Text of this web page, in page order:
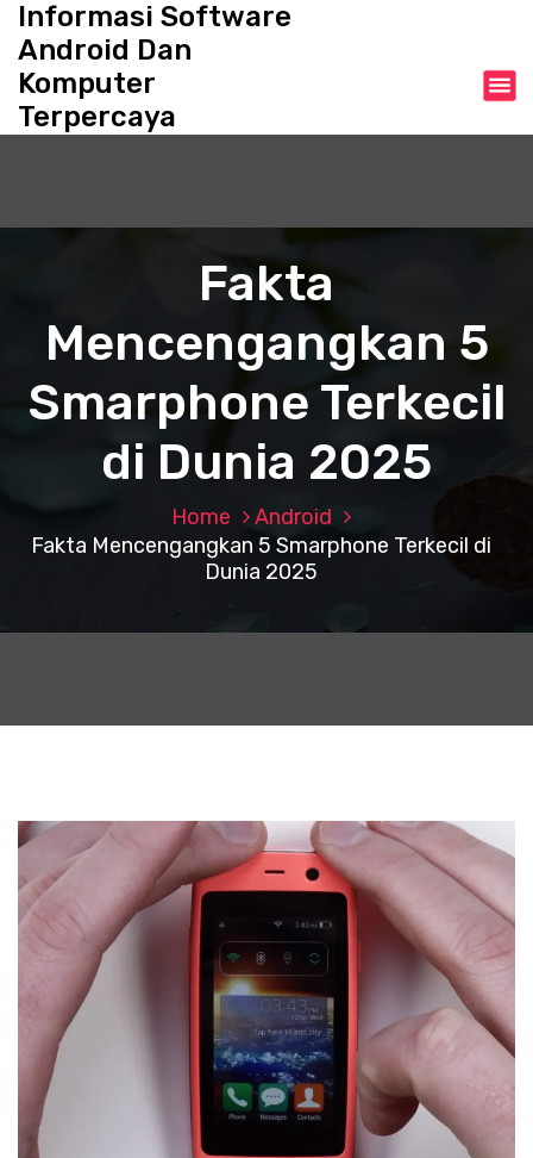
Informasi Software
Android Dan
Komputer
Terpercaya
Fakta
Mencengangkan 5
Smarphone Terkecil
di Dunia 2025
Home
Android
Fakta Mencengangkan 5 Smarphone Terkecil di
Dunia 2025